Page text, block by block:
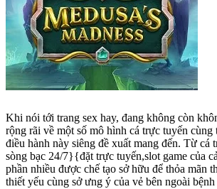
Khi nói tới trang sex hay, đang không còn
rộng rãi về một số mô hình cá trực tuyến cùng
điều hành này siêng đề xuất mang đến. Từ cá
sòng bạc 24/7}{đặt trực tuyến,slot game của
phần nhiều được chế tạo sở hữu để thỏa mãn
thiết yếu cùng sở ưng ý của vẻ bên ngoài